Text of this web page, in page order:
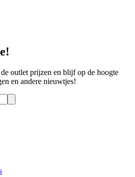
outlet prijzen en blijf op de hoogte
en andere nieuwtjes!